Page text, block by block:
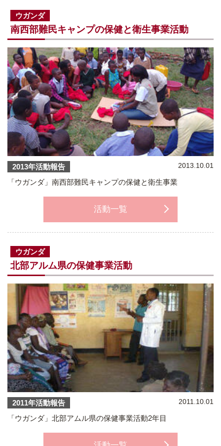
ウガンダ
南西部難民キャンプの保健と衛生事業活動
2013年活動報告 2013.10.01
「ウガンダ」南西部難民キャンプの保健と衛生事業
活動一覧
ウガンダ
北部アルム県の保健事業活動
2011年活動報告 2011.10.01
「ウガンダ」北部アムル県の保健事業活動2年目